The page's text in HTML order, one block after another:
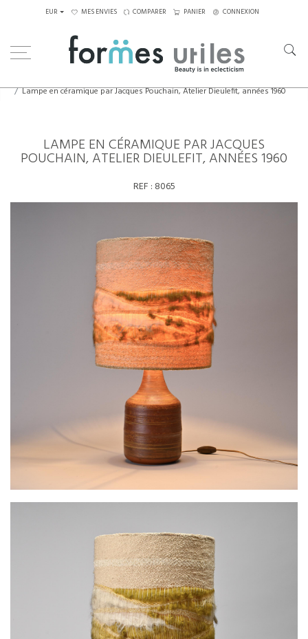
EUR MES ENVIES COMPARER PANIER CONNEXION
Lampe en céramique par Jacques Pouchain, Atelier Dieulefit, années 1960
LAMPE EN CÉRAMIQUE PAR JACQUES
POUCHAIN, ATELIER DIEULEFIT, ANNÉES 1960
REF : 8065